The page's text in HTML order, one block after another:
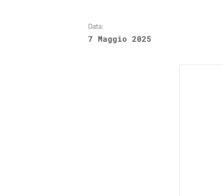
Data:
7 Maggio 2025